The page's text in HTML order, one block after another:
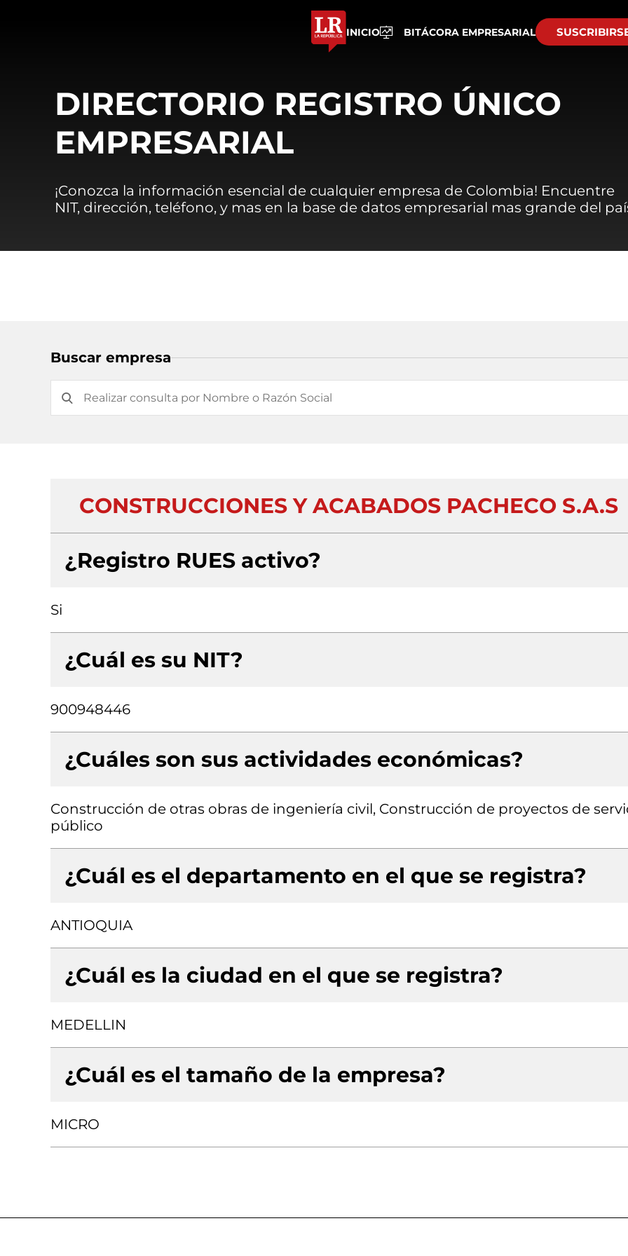
INICIO BITÁCORA EMPRESARIAL
DIRECTORIO REGISTRO ÚNICO
EMPRESARIAL
¡Conozca la información esencial de cualquier empresa de Colombia! Encuentre
NIT, dirección, teléfono, y mas en la base de datos empresarial mas grande del
Buscar empresa
CONSTRUCCIONES Y ACABADOS PACHECO S.A.S
¿Registro RUES activo?
Si
¿Cuál es su NIT?
900948446
¿Cuáles son sus actividades económicas?
Construcción de otras obras de ingeniería civil, Construcción de proyectos de
público
¿Cuál es el departamento en el que se registra?
ANTIOQUIA
¿Cuál es la ciudad en el que se registra?
MEDELLIN
¿Cuál es el tamaño de la empresa?
MICRO